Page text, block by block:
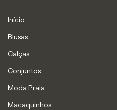
Início
Blusas
Calças
Conjuntos
Moda Praia
Macaquinhos